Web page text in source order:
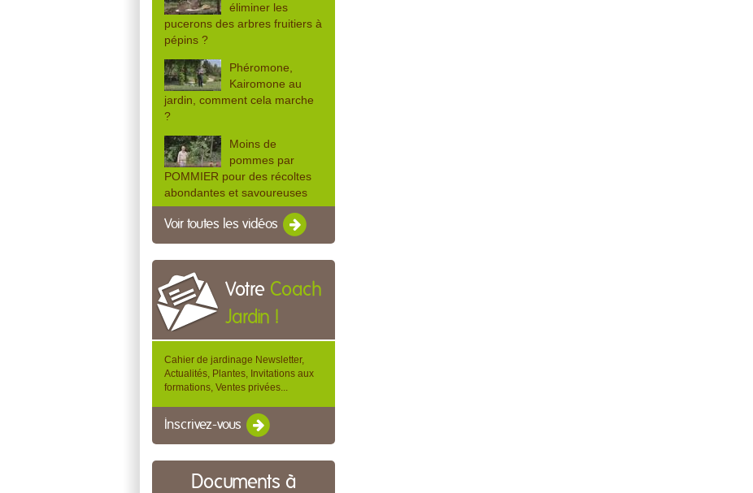
éliminer les
pucerons des arbres fruitiers à
pépins ?
Phéromone,
Kairomone au
jardin, comment cela marche
?
Moins de
pommes par
POMMIER pour des récoltes
abondantes et savoureuses
Voir toutes les vidéos
Votre Coach
Jardin !
Cahier de jardinage Newsletter,
Actualités, Plantes, Invitations aux
formations, Ventes privées...
Inscrivez-vous
Documents à